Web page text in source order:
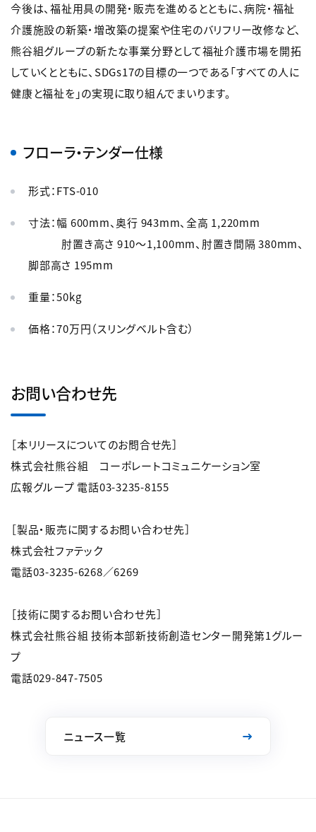
今後は、福祉用具の開発・販売を進めるとともに、病院・福祉
介護施設の新築・増改築の提案や住宅のバリフリー改修など、
熊谷組グループの新たな事業分野として福祉介護市場を開拓
していくとともに、SDGs17の目標の一つである「すべての人に
健康と福祉を」の実現に取り組んでまいります。
フローラ・テンダー仕様
形式：FTS-010
寸法：幅 600mm、奥行 943mm、全高 1,220mm
肘置き高さ 910～1,100mm、肘置き間隔 380mm、
脚部高さ 195mm
重量：50kg
価格：70万円（スリングベルト含む）
お問い合わせ先
［本リリースについてのお問合せ先］
株式会社熊谷組 コーポレートコミュニケーション室
広報グループ 電話03-3235-8155
［製品・販売に関するお問い合わせ先］
株式会社ファテック
電話03-3235-6268／6269
［技術に関するお問い合わせ先］
株式会社熊谷組 技術本部新技術創造センター開発第1グルー
プ
電話029-847-7505
ニュース一覧